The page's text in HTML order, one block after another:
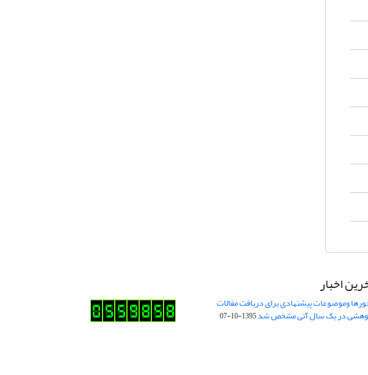
اخبار
وموضوعات پیشنهادی برای دریافت مقالات
در یک سال آتی مشخص شد1395-10-07